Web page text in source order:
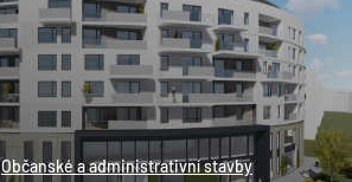
Občanské a administrativní stavby